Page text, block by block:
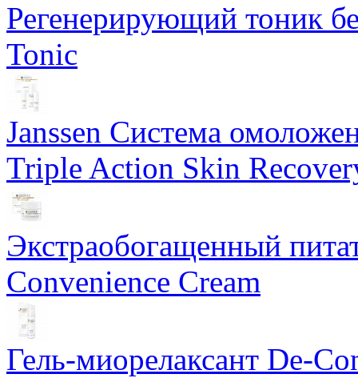
Регенерирующий тоник
Tonic
Janssen Система
Triple Action Skin
Экстраобогащенный
Convenience Cream
Гель-миорелаксант De-